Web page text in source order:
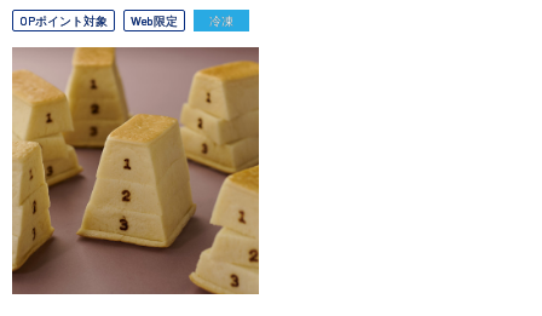
OPポイント対象 Web限定 冷凍